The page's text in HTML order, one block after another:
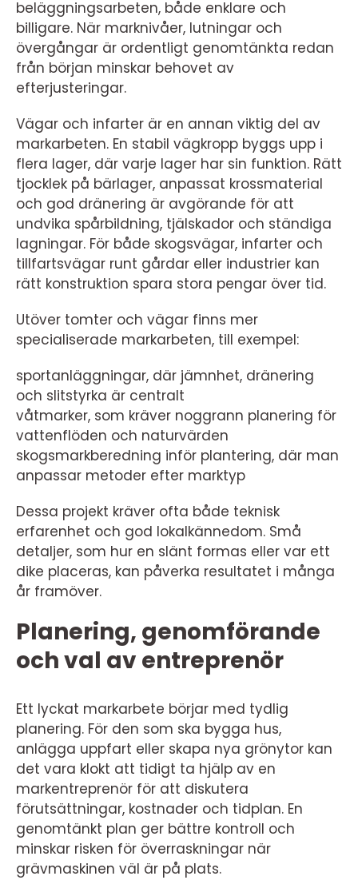
beläggningsarbeten, både enklare och
billigare. När marknivåer, lutningar och
övergångar är ordentligt genomtänkta redan
från början minskar behovet av
efterjusteringar.
Vägar och infarter är en annan viktig del av
markarbeten. En stabil vägkropp byggs upp i
flera lager, där varje lager har sin funktion. Rätt
tjocklek på bärlager, anpassat krossmaterial
och god dränering är avgörande för att
undvika spårbildning, tjälskador och ständiga
lagningar. För både skogsvägar, infarter och
tillfartsvägar runt gårdar eller industrier kan
rätt konstruktion spara stora pengar över tid.
Utöver tomter och vägar finns mer
specialiserade markarbeten, till exempel:
sportanläggningar, där jämnhet, dränering
och slitstyrka är centralt
våtmarker, som kräver noggrann planering för
vattenflöden och naturvärden
skogsmarkberedning inför plantering, där man
anpassar metoder efter marktyp
Dessa projekt kräver ofta både teknisk
erfarenhet och god lokalkännedom. Små
detaljer, som hur en slänt formas eller var ett
dike placeras, kan påverka resultatet i många
år framöver.
Planering, genomförande
och val av entreprenör
Ett lyckat markarbete börjar med tydlig
planering. För den som ska bygga hus,
anlägga uppfart eller skapa nya grönytor kan
det vara klokt att tidigt ta hjälp av en
markentreprenör för att diskutera
förutsättningar, kostnader och tidplan. En
genomtänkt plan ger bättre kontroll och
minskar risken för överraskningar när
grävmaskinen väl är på plats.